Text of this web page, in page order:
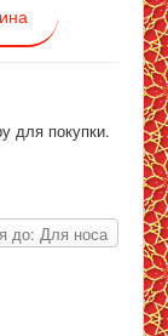
для покупки.
до: Для носа